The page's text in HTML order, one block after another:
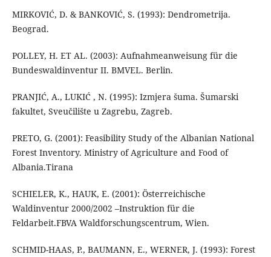
MIRKOVIĆ, D. & BANKOVIĆ, S. (1993): Dendrometrija.
Beograd.
POLLEY, H. ET AL. (2003): Aufnahmeanweisung für die
Bundeswaldinventur II. BMVEL. Berlin.
PRANJIĆ, A., LUKIĆ , N. (1995): Izmjera šuma. Šumarski
fakultet, Sveučilište u Zagrebu, Zagreb.
PRETO, G. (2001): Feasibility Study of the Albanian National
Forest Inventory. Ministry of Agriculture and Food of
Albania.Tirana
SCHIELER, K., HAUK, E. (2001): Österreichische
Waldinventur 2000/2002 –Instruktion für die
Feldarbeit.FBVA Waldforschungscentrum, Wien.
SCHMID-HAAS, P., BAUMANN, E., WERNER, J. (1993): Forest